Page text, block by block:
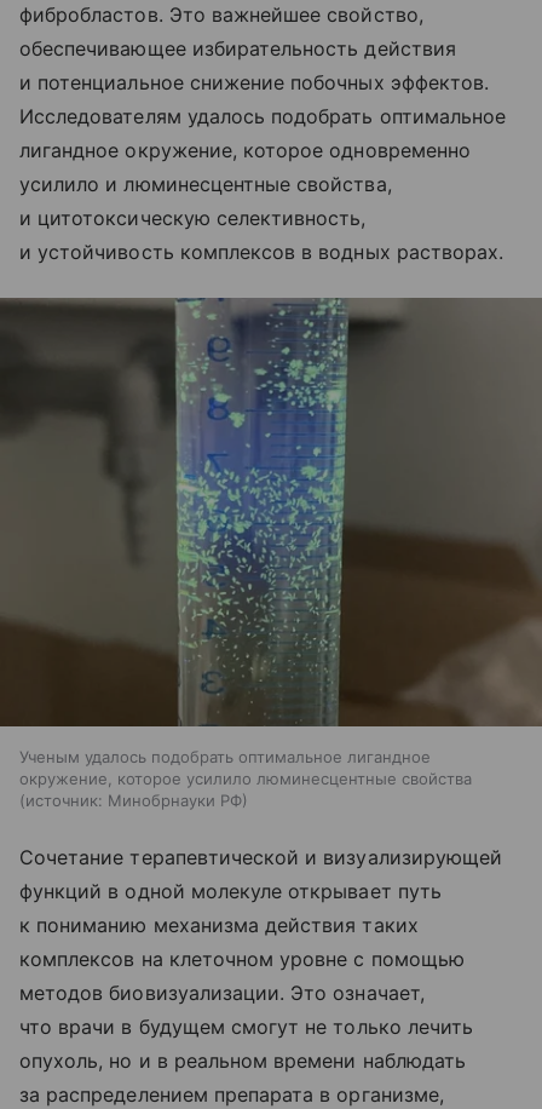
фибробластов. Это важнейшее свойство,
обеспечивающее избирательность действия
и потенциальное снижение побочных эффектов.
Исследователям удалось подобрать оптимальное
лигандное окружение, которое одновременно
усилило и люминесцентные свойства,
и цитотоксическую селективность,
и устойчивость комплексов в водных растворах.
Ученым удалось подобрать оптимальное лигандное
окружение, которое усилило люминесцентные свойства
источник: Минобрнауки РФ
Сочетание терапевтической и визуализирующей
функций в одной молекуле открывает путь
к пониманию механизма действия таких
комплексов на клеточном уровне с помощью
методов биовизуализации. Это означает,
что врачи в будущем смогут не только лечить
опухоль, но и в реальном времени наблюдать
за распределением препарата в организме,